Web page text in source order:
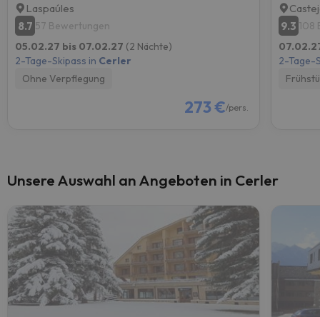
Laspaúles
8.7 57 Bewertungen
05.02.27 bis 07.02.27 (2 Nächte)
2-Tage-Skipass in Cerler
Ohne Verpflegung
273 €/pers.
9.3 108
2-Tage-
Unsere Auswahl an Angeboten in Cerler